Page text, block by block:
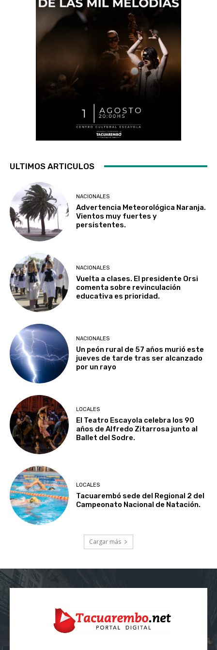
ULTIMOS ARTICULOS
NACIONALES
Advertencia Meteorológica Naranja.
Vientos muy fuertes y
persistentes.
NACIONALES
Vuelta a clases. El presidente Orsi
comenta sobre revinculación
educativa es prioridad.
NACIONALES
Un peón rural de 57 años murió este
jueves de tarde tras ser alcanzado
por un rayo
LOCALES
El Teatro Escayola celebra los 90
años de Alfredo Zitarrosa junto al
Ballet del Sodre.
LOCALES
Tacuarembó sede del Regional 2 del
Campeonato Nacional de Natación.
Cargar más